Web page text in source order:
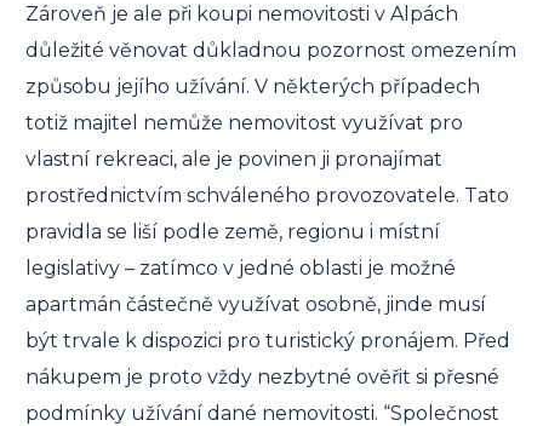
Zároveň je ale při koupi nemovitosti v Alpách
důležité věnovat důkladnou pozornost omezením
způsobu jejího užívání. V některých případech
totiž majitel nemůže nemovitost využívat pro
vlastní rekreaci, ale je povinen ji pronajímat
prostřednictvím schváleného provozovatele. Tato
pravidla se liší podle země, regionu i místní
legislativy – zatímco v jedné oblasti je možné
apartmán částečně využívat osobně, jinde musí
být trvale k dispozici pro turistický pronájem. Před
nákupem je proto vždy nezbytné ověřit si přesné
podmínky užívání dané nemovitosti. “Společnost